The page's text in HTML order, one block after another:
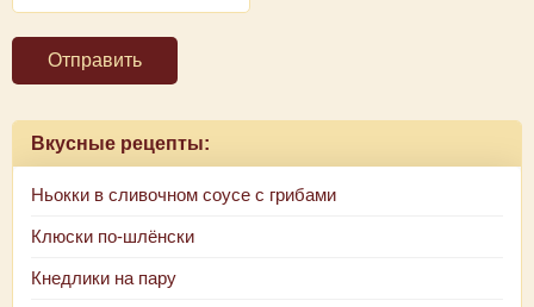
Отправить
Вкусные рецепты:
Ньокки в сливочном соусе с грибами
Клюски по-шлёнски
Кнедлики на пару